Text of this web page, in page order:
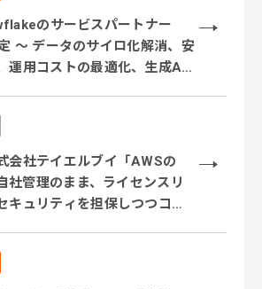
のサービスパートナー
～ データのサイロ化解消、安
運用コストの最適化、生成AI
会社テイエルブイ「AWSの
社管理のまま、ライセンスリ
キュリティを担保しつつコス